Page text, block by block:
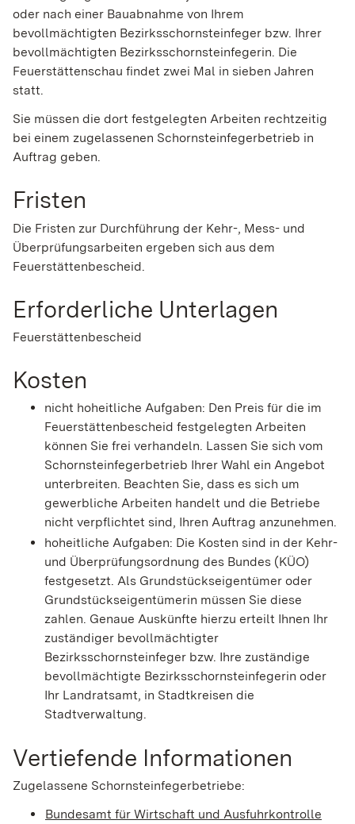
oder nach einer Bauabnahme von Ihrem
bevollmächtigten Bezirksschornsteinfeger bzw. Ihrer
bevollmächtigten Bezirksschornsteinfegerin. Die
Feuerstättenschau findet zwei Mal in sieben Jahren
statt.
Sie müssen die dort festgelegten Arbeiten rechtzeitig
bei einem zugelassenen Schornsteinfegerbetrieb in
Auftrag geben.
Fristen
Die Fristen zur Durchführung der Kehr-, Mess- und
Überprüfungsarbeiten ergeben sich aus dem
Feuerstättenbescheid.
Erforderliche Unterlagen
Feuerstättenbescheid
Kosten
nicht hoheitliche Aufgaben: Den Preis für die im
Feuerstättenbescheid festgelegten Arbeiten
können Sie frei verhandeln. Lassen Sie sich vom
Schornsteinfegerbetrieb Ihrer Wahl ein Angebot
unterbreiten. Beachten Sie, dass es sich um
gewerbliche Arbeiten handelt und die Betriebe
nicht verpflichtet sind, Ihren Auftrag anzunehmen.
hoheitliche Aufgaben: Die Kosten sind in der Kehr-
und Überprüfungsordnung des Bundes (KÜO)
festgesetzt. Als Grundstückseigentümer oder
Grundstückseigentümerin müssen Sie diese
zahlen. Genaue Auskünfte hierzu erteilt Ihnen Ihr
zuständiger bevollmächtigter
Bezirksschornsteinfeger bzw. Ihre zuständige
bevollmächtigte Bezirksschornsteinfegerin oder
Ihr Landratsamt, in Stadtkreisen die
Stadtverwaltung.
Vertiefende Informationen
Zugelassene Schornsteinfegerbetriebe:
Bundesamt für Wirtschaft und Ausfuhrkontrolle